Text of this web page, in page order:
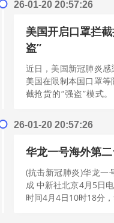
26-01-20 20:57:26
美国开启口罩拦
盗”
近日，美国新冠肺炎感
美国在限制本国口罩
截抢货的“强盗”模式
26-01-20 20:57:26
华龙一号海外第
(抗击新冠肺炎)华龙一
成 中新社北京4月5日
时间4月4日10时18分